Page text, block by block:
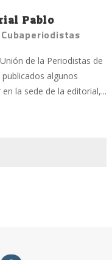
Pablo
de la Periodistas de
algunos
la sede de la editorial,...